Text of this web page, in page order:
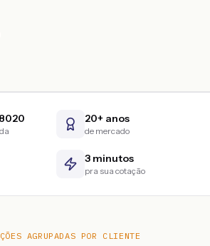
20+ anos
de mercado
3 minutos
pra sua cotação
AGRUPADAS POR CLIENTE